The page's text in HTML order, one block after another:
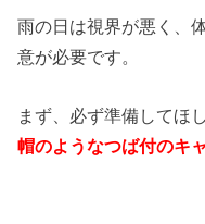
雨の日は視界が悪く、
意が必要です。
まず、必ず準備してほ
帽のようなつば付のキ